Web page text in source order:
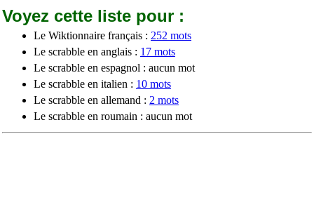
Voyez cette liste pour :
Le Wiktionnaire français : 252 mots
Le scrabble en anglais : 17 mots
Le scrabble en espagnol : aucun mot
Le scrabble en italien : 10 mots
Le scrabble en allemand : 2 mots
Le scrabble en roumain : aucun mot